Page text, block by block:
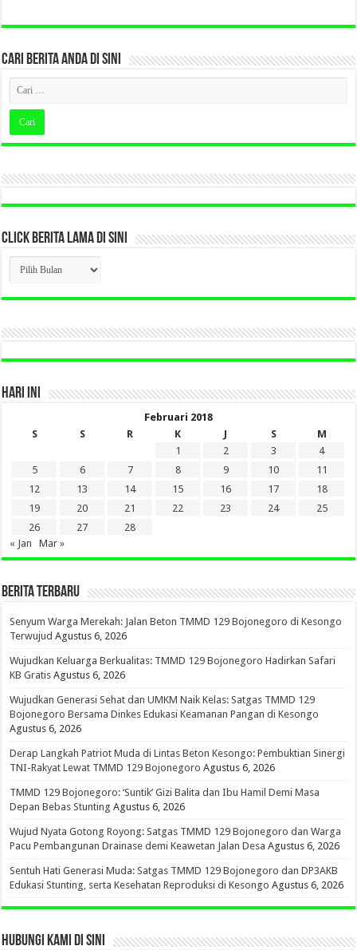
CARI BERITA ANDA DI SINI
CLICK BERITA LAMA DI SINI
CLICK
BERITA
LAMA
DI
HARI INI
Februari 2018
S
S R K J S
M
1
2 3
4
5
6 7 8 9 10
11
12
13 14 15 16 17
18
19
20 21 22 23 24
25
26
27
28
« Jan
Mar »
BERITA TERBARU
Senyum Warga Merekah: Jalan Beton TMMD 129 Bojonegoro di Kesongo
Terwujud Agustus 6, 2026
Wujudkan Keluarga Berkualitas: TMMD 129 Bojonegoro Hadirkan Safari
KB Gratis Agustus 6, 2026
Wujudkan Generasi Sehat dan UMKM Naik Kelas: Satgas TMMD 129
Bojonegoro Bersama Dinkes Edukasi Keamanan Pangan di Kesongo
Agustus 6, 2026
Derap Langkah Patriot Muda di Lintas Beton Kesongo: Pembuktian Sinergi
TNI-Rakyat Lewat TMMD 129 Bojonegoro Agustus 6, 2026
TMMD 129 Bojonegoro: ‘Suntik’ Gizi Balita dan Ibu Hamil Demi Masa
Depan Bebas Stunting Agustus 6, 2026
Wujud Nyata Gotong Royong: Satgas TMMD 129 Bojonegoro dan Warga
Pacu Pembangunan Drainase demi Keawetan Jalan Desa Agustus 6, 2026
Sentuh Hati Generasi Muda: Satgas TMMD 129 Bojonegoro dan DP3AKB
Edukasi Stunting, serta Kesehatan Reproduksi di Kesongo Agustus 6, 2026
HUBUNGI KAMI DI SINI